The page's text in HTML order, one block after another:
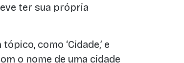
deve ter sua própria
como ‘Cidade,’ e
o nome de uma cidade